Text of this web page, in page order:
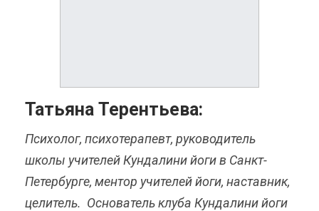
Татьяна Терентьева:
Психолог, психотерапевт, руководитель
школы учителей Кундалини йоги в Санкт-
Петербурге, ментор учителей йоги, наставник,
целитель. Основатель клуба Кундалини йоги